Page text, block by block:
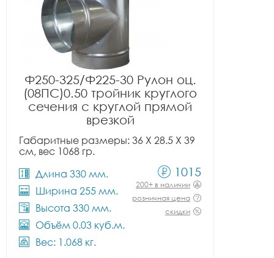
Ф250-325/Ф225-30 Рулон оц.
(08ПС)0.50 тройник круглого
сечения с круглой прямой
врезкой
Габаритные размеры: 36 X 28.5 X 39
см, вес 1068 гр.
Длина 330 мм.
Ширина 255 мм.
Высота 330 мм.
Объём 0.03 куб.м.
Вес: 1.068 кг.
1015
200+ в наличии
розничная цена
скидки